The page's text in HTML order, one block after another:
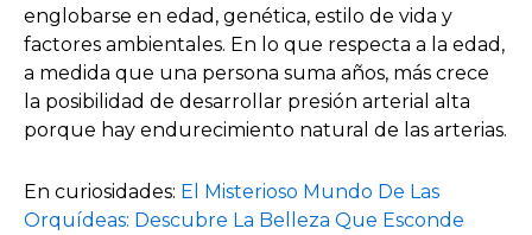
englobarse en edad, genética, estilo de vida y
factores ambientales. En lo que respecta a la edad,
a medida que una persona suma años, más crece
la posibilidad de desarrollar presión arterial alta
porque hay endurecimiento natural de las arterias.
En curiosidades: El Misterioso Mundo De Las
Orquídeas: Descubre La Belleza Que Esconde